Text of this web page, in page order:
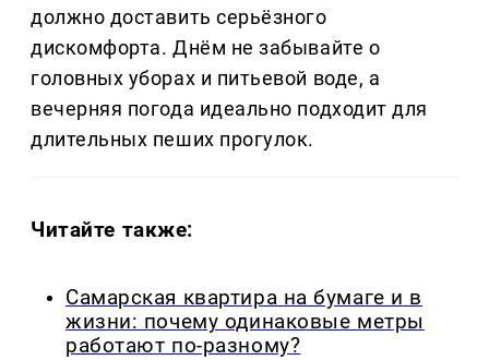
должно доставить серьёзного
дискомфорта. Днём не забывайте о
головных уборах и питьевой воде, а
вечерняя погода идеально подходит для
длительных пеших прогулок.
Читайте также:
Самарская квартира на бумаге и в
жизни: почему одинаковые метры
работают по-разному?